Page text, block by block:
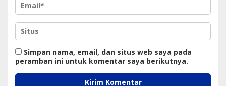
Simpan nama, email, dan situs web saya pada
peramban ini untuk komentar saya berikutnya.